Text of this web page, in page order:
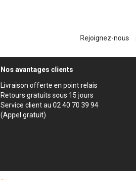
Rejoignez-nous
Nos avantages clients
Livraison offerte en point relais
Retours gratuits sous 15 jours
Service client au 02 40 70 39 94
(Appel gratuit)